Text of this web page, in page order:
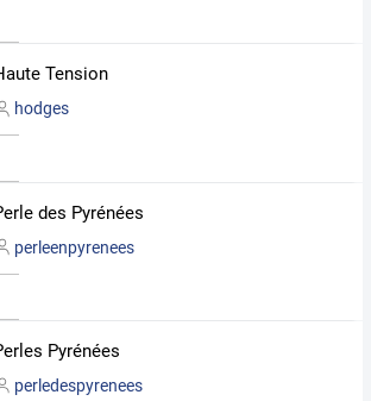
Tension
hodges
des Pyrénées
perleenpyrenees
en forme
Pyrénées
perledespyrenees